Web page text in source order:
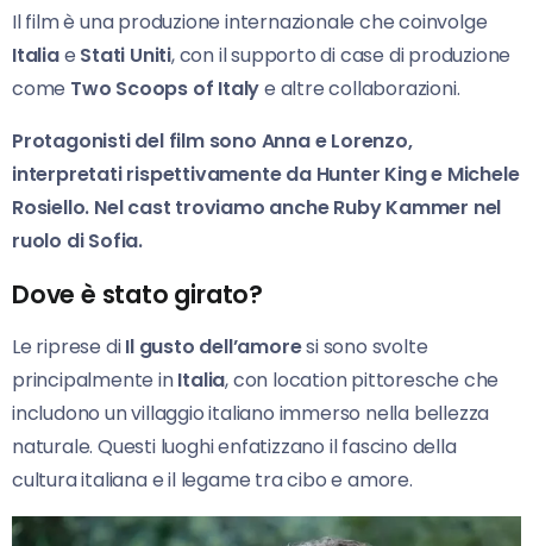
Il film è una produzione internazionale che coinvolge
Italiae Stati Uniti, con il supporto di case di produzione
come Two Scoops of Italye altre collaborazioni.
Protagonisti del film sono Annae Lorenzo,
interpretati rispettivamente da Hunter Kinge Michele
Rosiello. Nel cast troviamo anche Ruby Kammer nel
ruolo di Sofia.
Dove è stato girato?
Le riprese diIl gusto dell’amoresi sono svolte
principalmente inItalia, con location pittoresche che
includono un villaggio italiano immerso nella bellezza
naturale. Questi luoghi enfatizzano il fascino della
cultura italiana e il legame tra cibo e amore.